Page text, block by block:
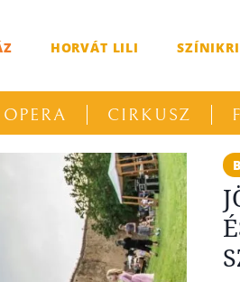
HORVÁT LILI
OPERA CIRKUSZ